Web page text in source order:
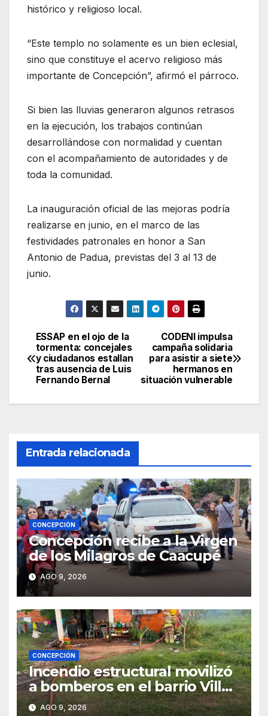
histórico y religioso local.
“Este templo no solamente es un bien eclesial,
sino que constituye el acervo religioso más
importante de Concepción”, afirmó el párroco.
Si bien las lluvias generaron algunos retrasos
en la ejecución, los trabajos continúan
desarrollándose con normalidad y cuentan
con el acompañamiento de autoridades y de
toda la comunidad.
La inauguración oficial de las mejoras podría
realizarse en junio, en el marco de las
festividades patronales en honor a San
Antonio de Padua, previstas del 3 al 13 de
junio.
Navegación
de
CODENI impulsa
campaña solidaria
para asistir a siete
hermanos en
situación vulnerable
ESSAP en el ojo de la
tormenta: concejales
y ciudadanos estallan
tras ausencia de Luis
Fernando Bernal
Entrada relacionada
CONCEPCIÓN
Concepción recibe a la Virgen
de los Milagros de Caacupé
AGO 9, 2026
CONCEPCIÓN
Incendio estructural movilizó
a bomberos en el barrio Villa
Alta
AGO 9, 2026